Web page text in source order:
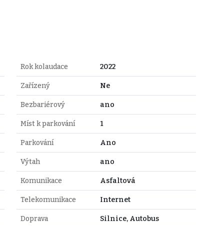
Rok kolaudace 2022
Zařízený Ne
Bezbariérový ano
Míst k parkování 1
Parkování Ano
Výtah ano
Komunikace Asfaltová
Telekomunikace Internet
Doprava Silnice, Autobus